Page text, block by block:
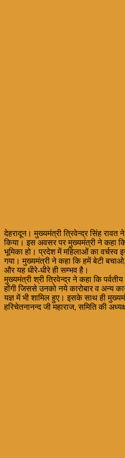
देहरादून। मुख्यमंत्री त्रिवेन्द्र सिंह रावत
किया। इस अवसर पर मुख्यमंत्री ने कहा
भूमिका हो। प्रदेश में महिलाओं का वर्चस्व
गया। मुख्यमंत्री ने कहा कि हमें बेटी
और यह धीरे-धीरे ही सम्भव है।
मुख्यमंत्री श्री त्रिवेन्द्र ने कहा कि
होंगी जिससे उनको नये कारोबार व अन्य
यज्ञ में भी शामिल हुए। इसके साथ ही
हरिचेतनानन्द जी महाराज, समिति की